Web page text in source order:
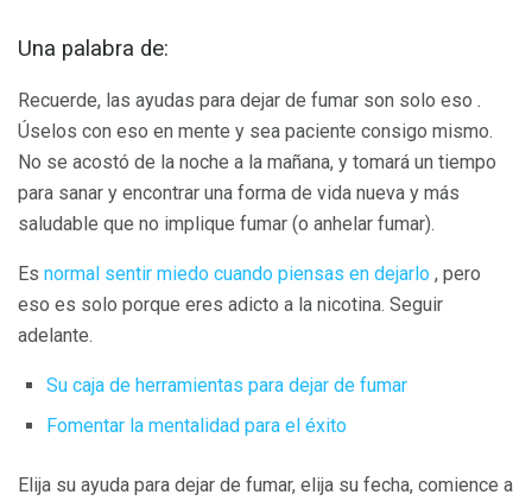
Una palabra de:
Recuerde, las ayudas para dejar de fumar son solo eso .
Úselos con eso en mente y sea paciente consigo mismo.
No se acostó de la noche a la mañana, y tomará un tiempo
para sanar y encontrar una forma de vida nueva y más
saludable que no implique fumar (o anhelar fumar).
Es normal sentir miedo cuando piensas en dejarlo , pero
eso es solo porque eres adicto a la nicotina. Seguir
adelante.
Su caja de herramientas para dejar de fumar
Fomentar la mentalidad para el éxito
Elija su ayuda para dejar de fumar, elija su fecha, comience a